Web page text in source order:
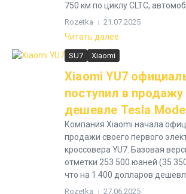
750 км по циклу CLTC,
Rozetka 21.07.2025
Читать далее
SU7 Xiaomi
Xiaomi YU7
поступил в
дешевле Tesla
Компания Xiaomi начала
продажи своего первого
кроссовера YU7. Базовая
отметки 253 500 юаней (35
что на 1 400 долларов
Rozetka 27.06.2025